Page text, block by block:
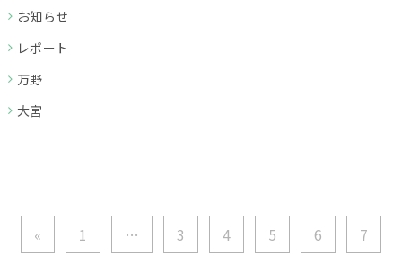
お知らせ
レポート
万野
大宮
« 1 … 3 4 5 6 7